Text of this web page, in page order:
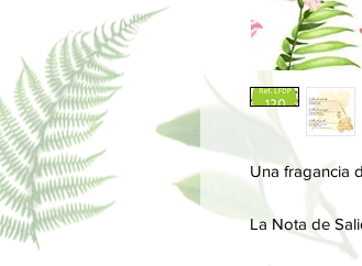
Una fragancia
La Nota de